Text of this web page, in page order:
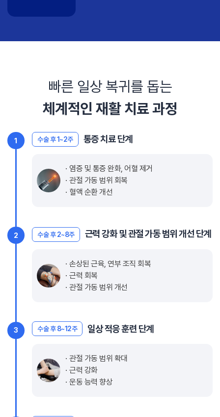
빠른 일상 복귀를 돕는
체계적인 재활 치료 과정
1 수술 후 1~2주 통증 치료 단계
염증 및 통증 완화, 어혈 제거
관절 가동 범위 회복
혈액 순환 개선
2 수술 후 2~8주 근력 강화 및 관절 가동 범위 개선 단계
손상된 근육, 연부 조직 회복
근력 회복
관절 가동 범위 개선
3 수술 후 8~12주 일상 적응 훈련 단계
관절 가동 범위 확대
근력 강화
운동 능력 향상